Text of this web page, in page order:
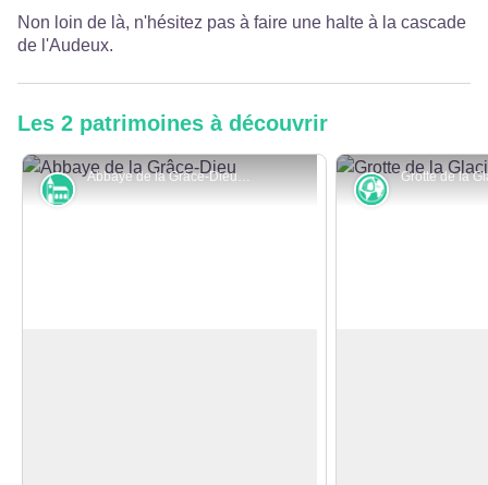
Non loin de là, n'hésitez pas à faire une halte à la cascade
de l'Audeux.
Les 2 patrimoines à découvrir
Abbaye de la Grâce-Dieu - Maxime Naegely
Monuments et architecture Karst